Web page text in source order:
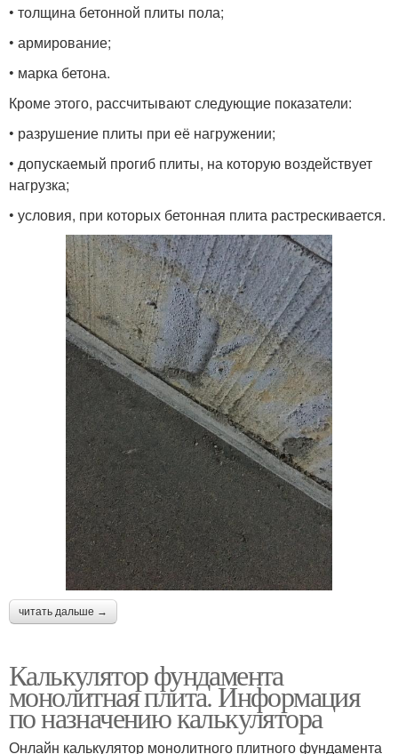
• толщина бетонной плиты пола;
• армирование;
• марка бетона.
Кроме этого, рассчитывают следующие показатели:
• разрушение плиты при её нагружении;
• допускаемый прогиб плиты, на которую воздействует
нагрузка;
• условия, при которых бетонная плита растрескивается.
читать дальше →
Калькулятор фундамента
монолитная плита. Информация
по назначению калькулятора
Онлайн калькулятор монолитного плитного фундамента